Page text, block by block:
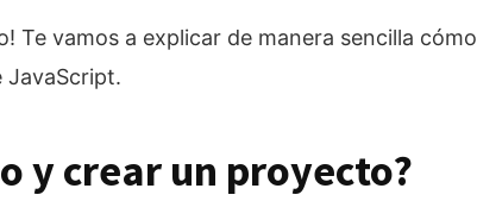
Te vamos a explicar de manera sencilla cómo
JavaScript.
y crear un proyecto?